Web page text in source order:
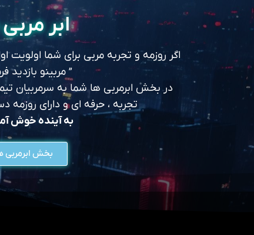
ابر
اگر روزمه و تجربه مربی برای شما
” مربینو بازدید
در بخش ابرمربی ها شما به سرمربیان
تجربه ، حرفه ای و دارای
به آینده خوش
بخش ابرمربی